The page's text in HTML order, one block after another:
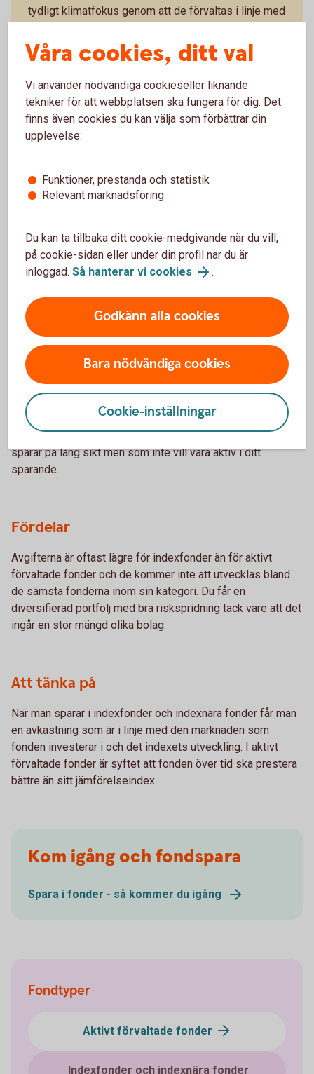
tydligt klimatfokus genom att de förvaltas i linje med
låga utsläpp av växthusgaser premieras. Det finns
sex olika fonder med olika inriktningar.
Access Edge USA
Access Edge Global
Access Edge Europe
Access Edge Japan
Swedbank Robur Access Edge – se utveckling
Indexfonder och indexnära fonder
– för vem och varför?
Vem passar de?
Indexfonder och indexnära fonder passar för både nya och
erfarna investerare som vill ha ett enkelt, långsiktigt och
kostnadseffektivt sparande. De är idealiska för dig som
sparar på lång sikt men som inte vill vara aktiv i ditt
sparande.
Fördelar
Avgifterna är oftast lägre för indexfonder än för aktivt
förvaltade fonder och de kommer inte att utvecklas bland
de sämsta fonderna inom sin kategori. Du får en
diversifierad portfölj med bra riskspridning tack vare att det
ingår en stor mängd olika bolag.
Att tänka på
När man sparar i indexfonder och indexnära fonder får man
en avkastning som är i linje med den marknaden som
fonden investerar i och det indexets utveckling. I aktivt
förvaltade fonder är syftet att fonden över tid ska prestera
bättre än sitt jämförelseindex.
Kom igång och fondspara
Spara i fonder - så kommer du igång
Fondtyper
Aktivt förvaltade fonder
Indexfonder och indexnära fonder
Våra cookies, ditt val
Vi använder nödvändiga cookieseller liknande
tekniker för att webbplatsen ska fungera för dig. Det
finns även cookies du kan välja som förbättrar din
upplevelse:
Funktioner, prestanda och statistik
Relevant marknadsföring
Du kan ta tillbaka ditt cookie-medgivande när du vill,
på cookie-sidan eller under din profil när du är
inloggad. Så hanterar vi cookies .
Godkänn alla cookies
Bara nödvändiga cookies
Cookie-inställningar